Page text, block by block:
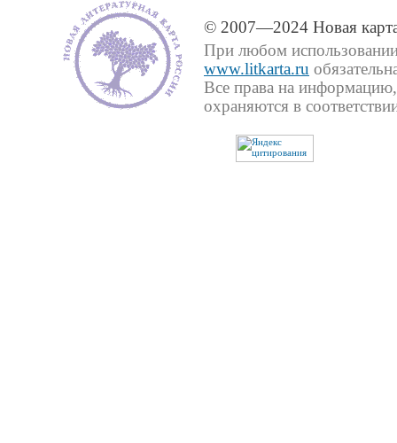
© 2007—2024 Новая
При любом использовании
www.litkarta.ru
Все права на
охраняются в